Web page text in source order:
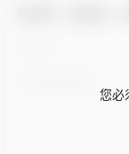
您必